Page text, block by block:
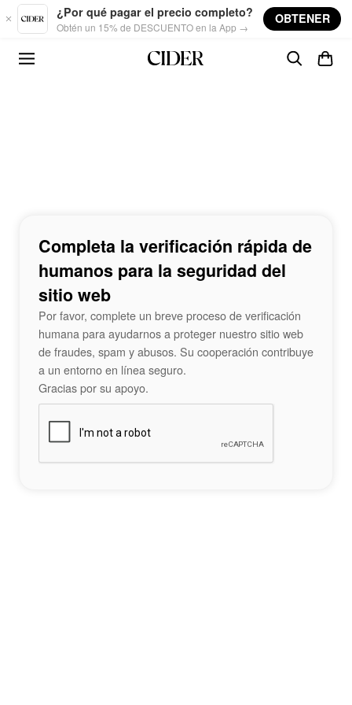
Skip to main content
¿Por qué pagar el precio completo?
Obtén un 15% de DESCUENTO en la App →
OBTENER
Completa la verificación rápida de
humanos para la seguridad del
sitio web
Por favor, complete un breve proceso de verificación
humana para ayudarnos a proteger nuestro sitio web
de fraudes, spam y abusos. Su cooperación contribuye
a un entorno en línea seguro.
Gracias por su apoyo.